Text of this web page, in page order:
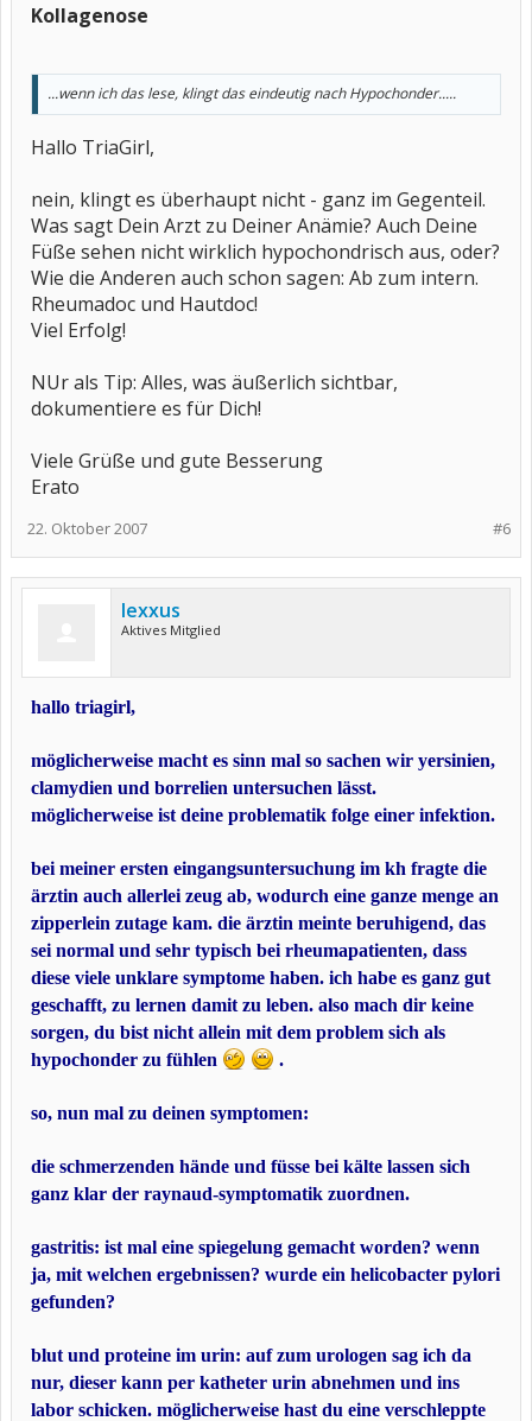
Kollagenose
...wenn ich das lese, klingt das eindeutig nach Hypochonder.....
Hallo TriaGirl,
nein, klingt es überhaupt nicht - ganz im Gegenteil.
Was sagt Dein Arzt zu Deiner Anämie? Auch Deine
Füße sehen nicht wirklich hypochondrisch aus, oder?
Wie die Anderen auch schon sagen: Ab zum intern.
Rheumadoc und Hautdoc!
Viel Erfolg!
NUr als Tip: Alles, was äußerlich sichtbar,
dokumentiere es für Dich!
Viele Grüße und gute Besserung
Erato
#6
22. Oktober 2007
lexxus
Aktives Mitglied
hallo triagirl,
möglicherweise macht es sinn mal so sachen wir yersinien,
clamydien und borrelien untersuchen lässt.
möglicherweise ist deine problematik folge einer infektion.
bei meiner ersten eingangsuntersuchung im kh fragte die
ärztin auch allerlei zeug ab, wodurch eine ganze menge an
zipperlein zutage kam. die ärztin meinte beruhigend, das
sei normal und sehr typisch bei rheumapatienten, dass
diese viele unklare symptome haben. ich habe es ganz gut
geschafft, zu lernen damit zu leben. also mach dir keine
sorgen, du bist nicht allein mit dem problem sich als
hypochonder zu fühlen
.
so, nun mal zu deinen symptomen:
die schmerzenden hände und füsse bei kälte lassen sich
ganz klar der raynaud-symptomatik zuordnen.
gastritis: ist mal eine spiegelung gemacht worden? wenn
ja, mit welchen ergebnissen? wurde ein helicobacter pylori
gefunden?
blut und proteine im urin: auf zum urologen sag ich da
nur, dieser kann per katheter urin abnehmen und ins
labor schicken. möglicherweise hast du eine verschleppte